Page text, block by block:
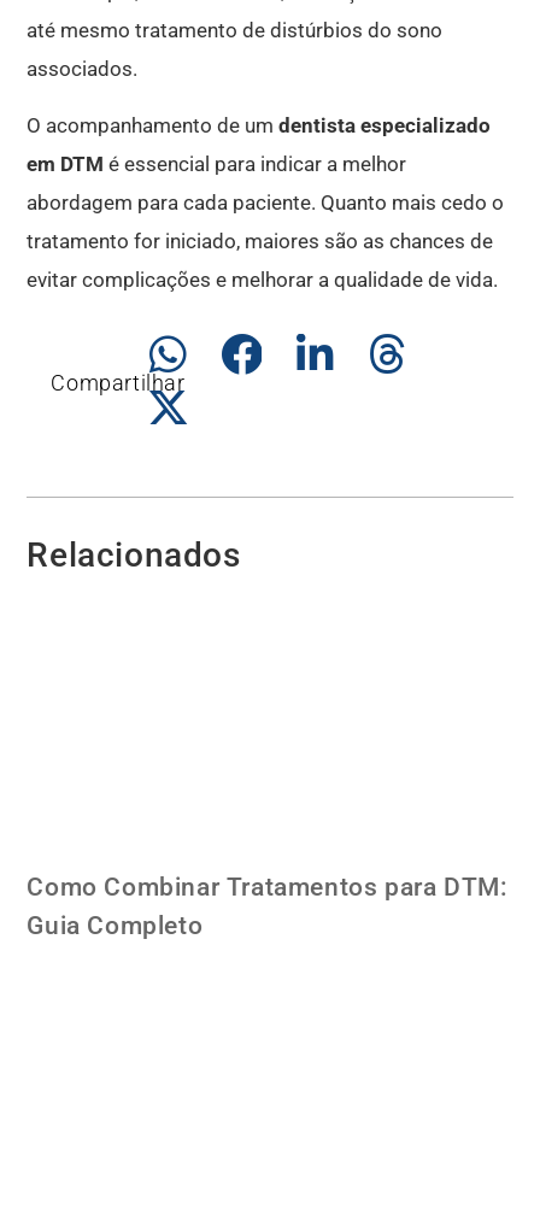
até mesmo tratamento de distúrbios do sono
associados.
O acompanhamento de umdentista especializado
em DTM é essencial para indicar a melhor
abordagem para cada paciente. Quanto mais cedo o
tratamento for iniciado, maiores são as chances de
evitar complicações e melhorar a qualidade de vida.
Compartilhar
Relacionados
Como Combinar Tratamentos para DTM:
Guia Completo